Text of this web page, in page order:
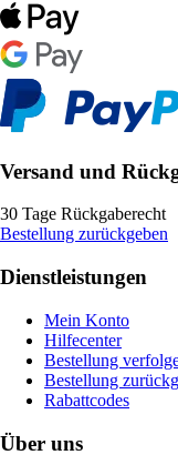
Versand und
30 Tage Rückgaberecht
Bestellung zurückgeben
Dienstleistungen
Mein Konto
Hilfecenter
Bestellung
Bestellung
Rabattcodes
Über uns